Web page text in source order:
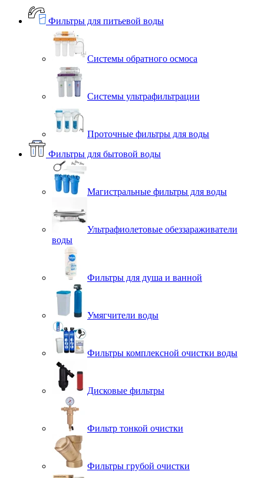
Фильтры для питьевой воды
Системы обратного осмоса
Системы ультрафильтрации
Проточные фильтры для воды
Фильтры для бытовой воды
Магистральные фильтры для воды
Ультрафиолетовые обеззараживатели
воды
Фильтры для душа и ванной
Умягчители воды
Фильтры комплексной очистки воды
Дисковые фильтры
Фильтр тонкой очистки
Фильтры грубой очистки